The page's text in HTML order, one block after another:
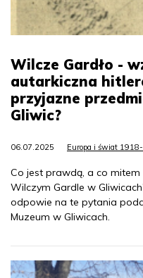
Wilcze Gardło -
autarkiczna
przyjazne
Gliwic?
06.07.2025 Europa i świat
Co jest prawdą, a co
Wilczym Gardle w
odpowie na te pytania
Muzeum w Gliwicach.